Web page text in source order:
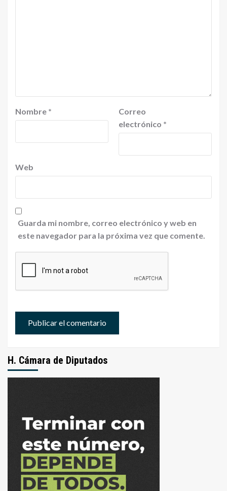
Nombre *
Correo
electrónico *
Web
Guarda mi nombre, correo electrónico y web en
este navegador para la próxima vez que comente.
H. Cámara de Diputados